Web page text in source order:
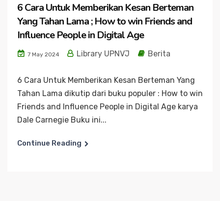
6 Cara Untuk Memberikan Kesan Berteman
Yang Tahan Lama ; How to win Friends and
Influence People in Digital Age
7 May 2024 Library UPNVJ Berita
6 Cara Untuk Memberikan Kesan Berteman Yang
Tahan Lama dikutip dari buku populer : How to win
Friends and Influence People in Digital Age karya
Dale Carnegie Buku ini...
Continue Reading